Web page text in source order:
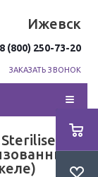
Ижевск
8 (800) 250-73-20
ЗАКАЗАТЬ ЗВОНОК